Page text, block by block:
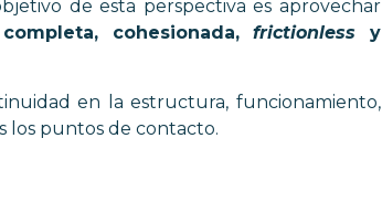
de esta perspectiva es aprovechar
cohesionada,frictionless y
en la estructura, funcionamiento,
los puntos de contacto.